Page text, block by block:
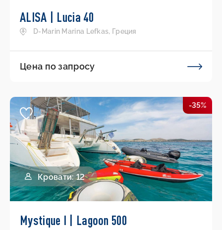
ALISA | Lucia 40
D-Marin Marina Lefkas, Греция
Цена по запросу
-35%
Кровати: 12
Mystique I | Lagoon 500